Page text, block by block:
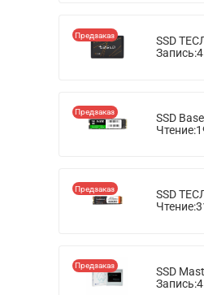
Предзаказ
SSD
Предзаказ
SSD
Предзаказ
SSD
Предзаказ
SSD